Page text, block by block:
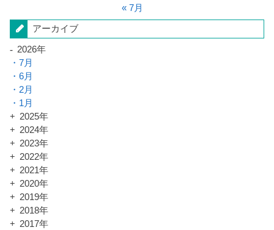
« 7月
アーカイブ
2026年
7月
6月
2月
1月
2025年
2024年
2023年
2022年
2021年
2020年
2019年
2018年
2017年